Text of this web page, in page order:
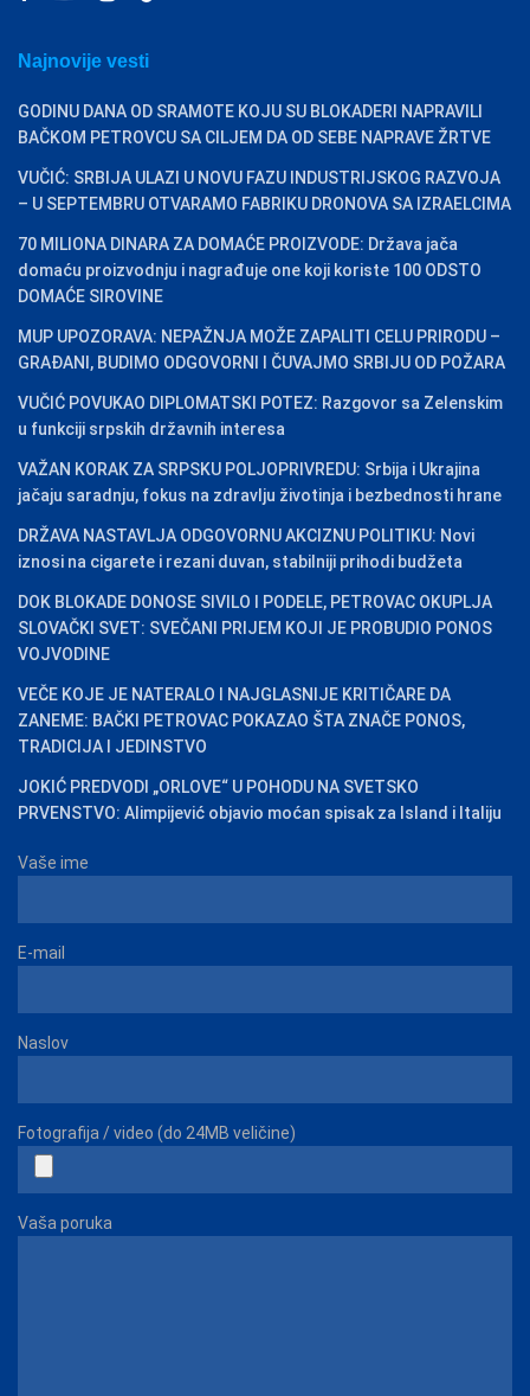
Najnovije vesti
GODINU DANA OD SRAMOTE KOJU SU BLOKADERI NAPRAVILI
BAČKOM PETROVCU SA CILJEM DA OD SEBE NAPRAVE ŽRTVE
VUČIĆ: SRBIJA ULAZI U NOVU FAZU INDUSTRIJSKOG RAZVOJA
– U SEPTEMBRU OTVARAMO FABRIKU DRONOVA SA IZRAELCIMA
70 MILIONA DINARA ZA DOMAĆE PROIZVODE: Država jača
domaću proizvodnju i nagrađuje one koji koriste 100 ODSTO
DOMAĆE SIROVINE
MUP UPOZORAVA: NEPAŽNJA MOŽE ZAPALITI CELU PRIRODU –
GRAĐANI, BUDIMO ODGOVORNI I ČUVAJMO SRBIJU OD POŽARA
VUČIĆ POVUKAO DIPLOMATSKI POTEZ: Razgovor sa Zelenskim
u funkciji srpskih državnih interesa
VAŽAN KORAK ZA SRPSKU POLJOPRIVREDU: Srbija i Ukrajina
jačaju saradnju, fokus na zdravlju životinja i bezbednosti hrane
DRŽAVA NASTAVLJA ODGOVORNU AKCIZNU POLITIKU: Novi
iznosi na cigarete i rezani duvan, stabilniji prihodi budžeta
DOK BLOKADE DONOSE SIVILO I PODELE, PETROVAC OKUPLJA
SLOVAČKI SVET: SVEČANI PRIJEM KOJI JE PROBUDIO PONOS
VOJVODINE
VEČE KOJE JE NATERALO I NAJGLASNIJE KRITIČARE DA
ZANEME: BAČKI PETROVAC POKAZAO ŠTA ZNAČE PONOS,
TRADICIJA I JEDINSTVO
JOKIĆ PREDVODI „ORLOVE“ U POHODU NA SVETSKO
PRVENSTVO: Alimpijević objavio moćan spisak za Island i Italiju
Vaše ime
E-mail
Naslov
Fotografija / video (do 24MB veličine)
Vaša poruka